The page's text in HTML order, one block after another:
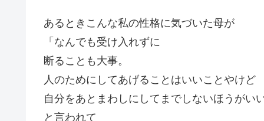
あるときこんな私の性格に気づいた母が
「なんでも受け入れずに
断ることも大事。
人のためにしてあげることはいいことやけど
自分をあとまわしにしてまでしないほうがい
と言われて